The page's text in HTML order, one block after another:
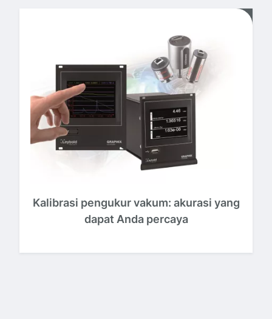
Kalibrasi pengukur vakum: akurasi yang
dapat Anda percaya